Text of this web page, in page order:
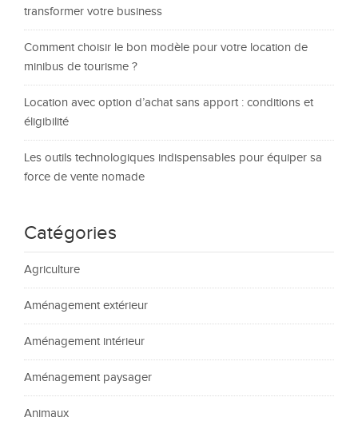
transformer votre business
Comment choisir le bon modèle pour votre location de
minibus de tourisme ?
Location avec option d’achat sans apport : conditions et
éligibilité
Les outils technologiques indispensables pour équiper sa
force de vente nomade
Catégories
Agriculture
Aménagement extérieur
Aménagement intérieur
Aménagement paysager
Animaux